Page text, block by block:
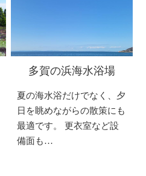
多賀の浜海水浴場
夏の海水浴だけでなく、夕
日を眺めながらの散策にも
最適です。 更衣室など設
備面も…